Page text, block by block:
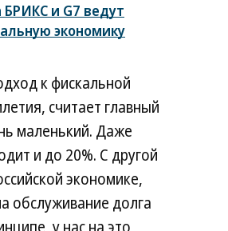
БРИКС и G7 ведут
экономику
к фискальной
считает главный
маленький. Даже
и до 20%. С другой
экономике,
обслуживание долга